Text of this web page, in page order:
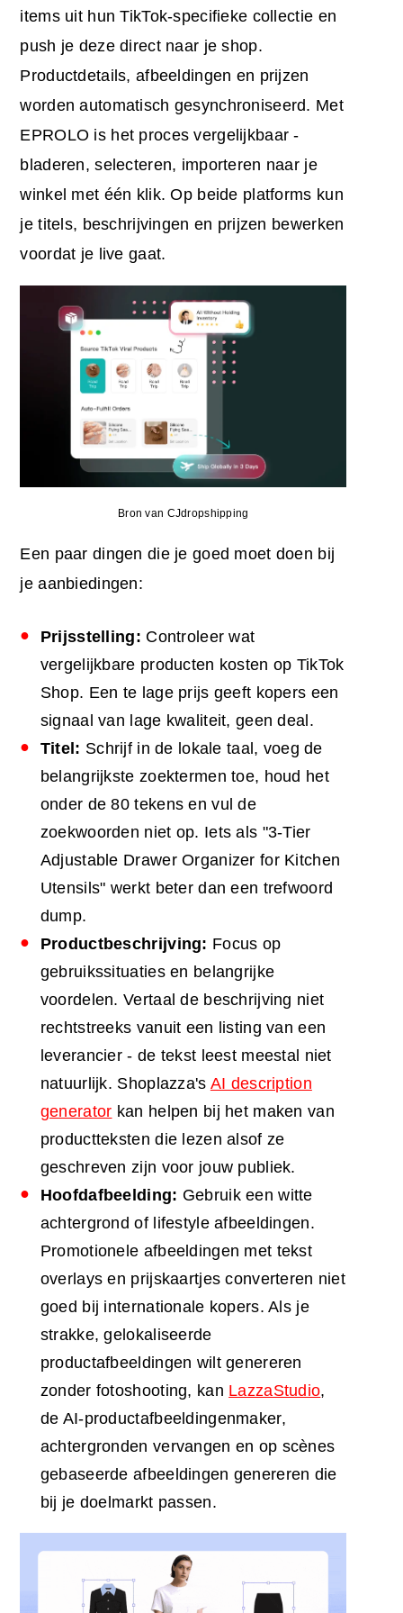
items uit hun TikTok-specifieke collectie en
push je deze direct naar je shop.
Productdetails, afbeeldingen en prijzen
worden automatisch gesynchroniseerd. Met
EPROLO is het proces vergelijkbaar -
bladeren, selecteren, importeren naar je
winkel met één klik. Op beide platforms kun
je titels, beschrijvingen en prijzen bewerken
voordat je live gaat.
Bron van CJdropshipping
Een paar dingen die je goed moet doen bij
je aanbiedingen:
Prijsstelling: Controleer wat
vergelijkbare producten kosten op TikTok
Shop. Een te lage prijs geeft kopers een
signaal van lage kwaliteit, geen deal.
Titel: Schrijf in de lokale taal, voeg de
belangrijkste zoektermen toe, houd het
onder de 80 tekens en vul de
zoekwoorden niet op. Iets als "3-Tier
Adjustable Drawer Organizer for Kitchen
Utensils" werkt beter dan een trefwoord
dump.
Productbeschrijving: Focus op
gebruikssituaties en belangrijke
voordelen. Vertaal de beschrijving niet
rechtstreeks vanuit een listing van een
leverancier - de tekst leest meestal niet
natuurlijk. Shoplazza's AI description
generator kan helpen bij het maken van
productteksten die lezen alsof ze
geschreven zijn voor jouw publiek.
Hoofdafbeelding: Gebruik een witte
achtergrond of lifestyle afbeeldingen.
Promotionele afbeeldingen met tekst
overlays en prijskaartjes converteren niet
goed bij internationale kopers. Als je
strakke, gelokaliseerde
productafbeeldingen wilt genereren
zonder fotoshooting, kan LazzaStudio,
de AI-productafbeeldingenmaker,
achtergronden vervangen en op scènes
gebaseerde afbeeldingen genereren die
bij je doelmarkt passen.